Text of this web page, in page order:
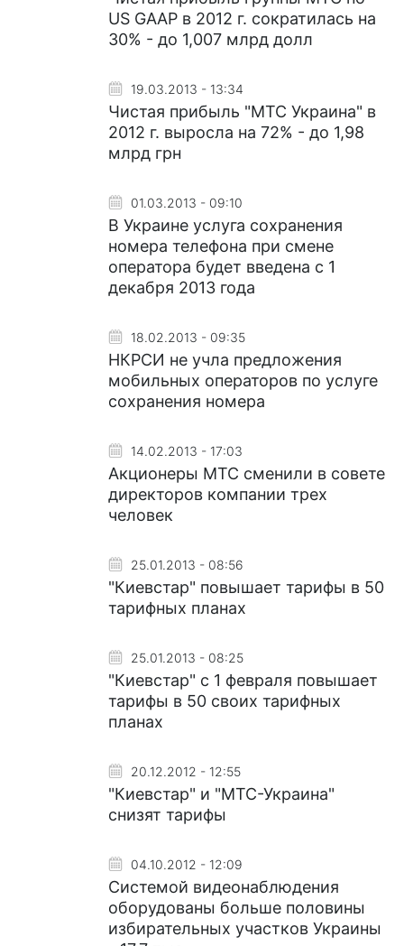
US GAAP в 2012 г. сократилась на
30% - до 1,007 млрд долл
19.03.2013 - 13:34
Чистая прибыль "МТС Украина" в
2012 г. выросла на 72% - до 1,98
млрд грн
01.03.2013 - 09:10
В Украине услуга сохранения
номера телефона при смене
оператора будет введена с 1
декабря 2013 года
18.02.2013 - 09:35
НКРСИ не учла предложения
мобильных операторов по услуге
сохранения номера
14.02.2013 - 17:03
Акционеры МТС сменили в совете
директоров компании трех
человек
25.01.2013 - 08:56
"Киевстар" повышает тарифы в 50
тарифных планах
25.01.2013 - 08:25
"Киевстар" с 1 февраля повышает
тарифы в 50 своих тарифных
планах
20.12.2012 - 12:55
"Киевстар" и "МТС-Украина"
снизят тарифы
04.10.2012 - 12:09
Системой видеонаблюдения
оборудованы больше половины
избирательных участков Украины